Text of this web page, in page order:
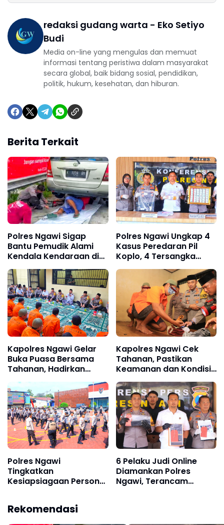
redaksi gudang warta - Eko Setiyo
Budi
Media on-line yang mengulas dan memuat
informasi tentang peristiwa dalam masyarakat
secara global, baik bidang sosial, pendidikan,
politik, hukum, kesehatan, dan hiburan.
Berita Terkait
Polres Ngawi Sigap
Bantu Pemudik Alami
Kendala Kendaraan di
Exit Tol Ngawi
Polres Ngawi Ungkap 4
Kasus Peredaran Pil
Koplo, 4 Tersangka
Diamankan
Kapolres Ngawi Gelar
Buka Puasa Bersama
Tahanan, Hadirkan
Tausiyah Penuh Makna
Kapolres Ngawi Cek
Tahanan, Pastikan
Keamanan dan Kondisi
Tetap Terjaga
Polres Ngawi
Tingkatkan
Kesiapsiagaan Personel
6 Pelaku Judi Online
Diamankan Polres
Ngawi, Terancam
Rekomendasi